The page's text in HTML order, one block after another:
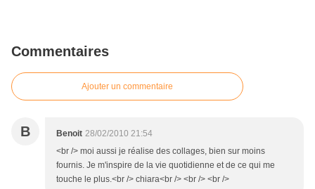
Commentaires
Ajouter un commentaire
B Benoit 28/02/2010 21:54
<br /> moi aussi je réalise des collages, bien sur moins
fournis. Je m'inspire de la vie quotidienne et de ce qui me
touche le plus.<br /> chiara<br /> <br /> <br />